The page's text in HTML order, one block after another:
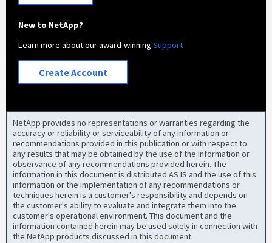
New to NetApp?
Learn more about our award-winningSupport
Create Account
NetApp provides no representations or warranties regarding the
accuracy or reliability or serviceability of any information or
recommendations provided in this publication or with respect to
any results that may be obtained by the use of the information or
observance of any recommendations provided herein. The
information in this document is distributed AS IS and the use of this
information or the implementation of any recommendations or
techniques herein is a customer's responsibility and depends on
the customer's ability to evaluate and integrate them into the
customer's operational environment. This document and the
information contained herein may be used solely in connection with
the NetApp products discussed in this document.